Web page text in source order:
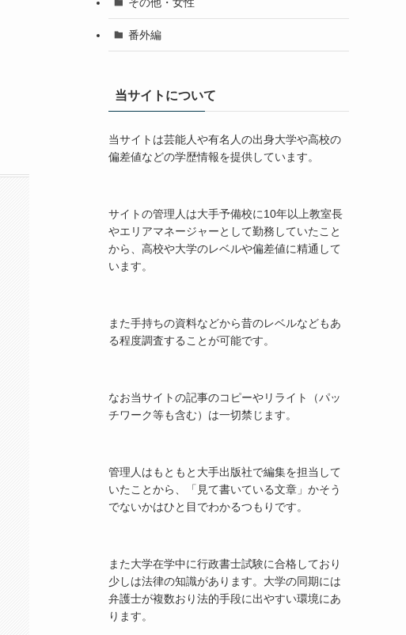
番外編
当サイトについて
当サイトは芸能人や有名人の出身大学や高校の
偏差値などの学歴情報を提供しています。
サイトの管理人は大手予備校に10年以上教室長
やエリアマネージャーとして勤務していたこと
から、高校や大学のレベルや偏差値に精通して
います。
また手持ちの資料などから昔のレベルなどもあ
る程度調査することが可能です。
なお当サイトの記事のコピーやリライト（パッ
チワーク等も含む）は一切禁じます。
管理人はもともと大手出版社で編集を担当して
いたことから、「見て書いている文章」かそう
でないかはひと目でわかるつもりです。
また大学在学中に行政書士試験に合格しており
少しは法律の知識があります。大学の同期には
弁護士が複数おり法的手段に出やすい環境にあ
ります。